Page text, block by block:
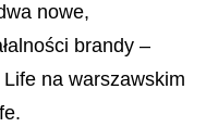
nowe,
brandy –
na warszawskim